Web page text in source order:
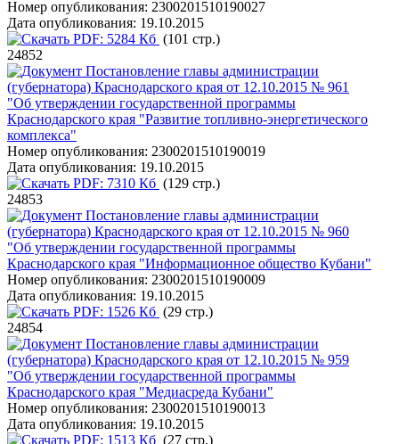
Номер опубликования: 2300201510190027
Дата опубликования: 19.10.2015
PDF: 5284 Кб (101 стр.)
24852
Постановление главы администрации
(губернатора) Краснодарского края от 12.10.2015 № 961
"Об утверждении государственной программы
Краснодарского края "Развитие топливно-энергетического
комплекса"
Номер опубликования: 2300201510190019
Дата опубликования: 19.10.2015
PDF: 7310 Кб (129 стр.)
24853
Постановление главы администрации
(губернатора) Краснодарского края от 12.10.2015 № 960
"Об утверждении государственной программы
Краснодарского края "Информационное общество Кубани"
Номер опубликования: 2300201510190009
Дата опубликования: 19.10.2015
PDF: 1526 Кб (29 стр.)
24854
Постановление главы администрации
(губернатора) Краснодарского края от 12.10.2015 № 959
"Об утверждении государственной программы
Краснодарского края "Медиасреда Кубани"
Номер опубликования: 2300201510190013
Дата опубликования: 19.10.2015
PDF: 1513 Кб (27 стр.)